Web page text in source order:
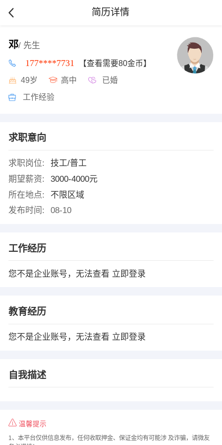
简历详情
邓/ 先生
177****7731 【查看需要80金币】
49岁 高中 已婚
工作经验
求职意向
求职岗位:
技工/普工
期望薪资:
3000-4000元
所在地点:
不限区域
发布时间:
08-10
工作经历
您不是企业账号，无法查看 立即登录
教育经历
您不是企业账号，无法查看 立即登录
自我描述
温馨提示
1、本平台仅供信息发布，任何收取押金、保证金均有可能涉 及诈骗，请微友